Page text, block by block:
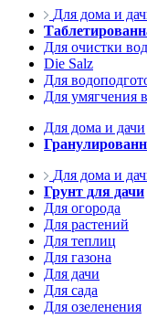
Для дома и
Для очистки
Die Salz
Для
Для умягчения
Для дома и дачи
Для дома и
Грунт для дачи
Для огорода
Для растений
Для теплиц
Для газона
Для дачи
Для сада
Для озеленения